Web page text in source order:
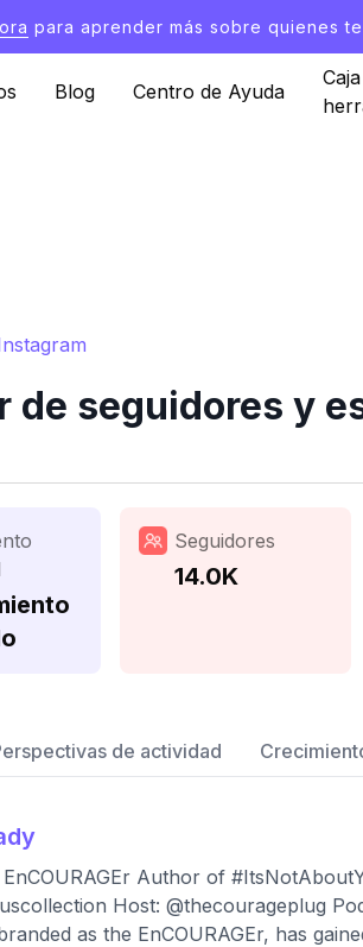
para aprender más sobre quienes
Blog Centro de Ayuda
de seguidores y
Seguidores
14.0K
de actividad
Author of
Host: @thecourageplug
as the EnCOURAGEr, has